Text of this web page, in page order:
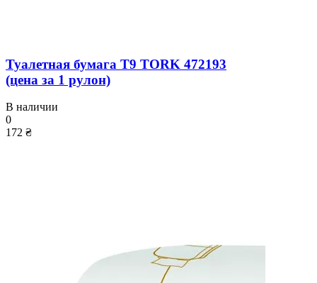
Туалетная бумага T9 TORK 472193
(цена за 1 рулон)
В наличии
0
172 ₴